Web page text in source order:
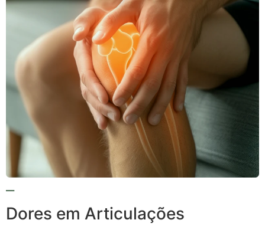
Dores em Articulações